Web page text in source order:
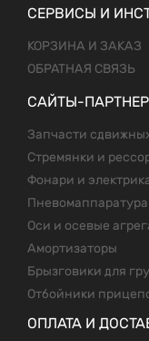
СЕРВИСЫ И
КОРЗИНА И ЗАКАЗ
ОБРАТНАЯ СВЯЗЬ
САЙТЫ-
Запчасти
Стремянки и
Фонари и
Оси и осевые
Амортизаторы
Брызговики для
Отбойники
ОПЛАТА И